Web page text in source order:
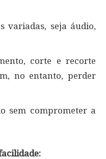
variadas, seja áudio,
corte e recorte
no entanto, perder
sem comprometer a